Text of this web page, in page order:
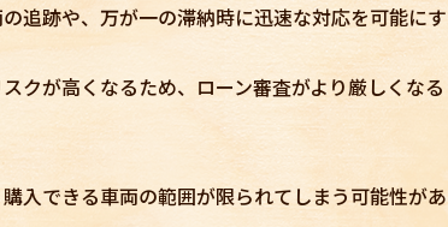
追跡や、万が一の滞納時に迅速な対応を可能にす
クが高くなるため、ローン審査がより厳しくなる
入できる車両の範囲が限られてしまう可能性があ